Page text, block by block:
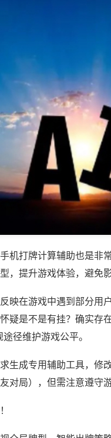
机打牌计算辅助也是非
，提升游戏体验，避免
映在游戏中遇到部分用
疑是不是有挂？确实存
径维护游戏公平。
生成专用辅助工具，修
对局），但需注意遵守